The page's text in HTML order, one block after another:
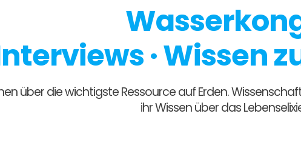
· Wissen
über die wichtigste Ressource auf Erden.
ihr Wissen über das